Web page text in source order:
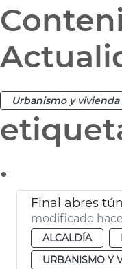
Urbanismo y vivienda
.
modificado
ALCALDÍA
URBANISMO Y